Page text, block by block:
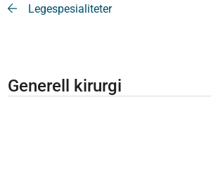
Legespesialiteter
Generell kirurgi